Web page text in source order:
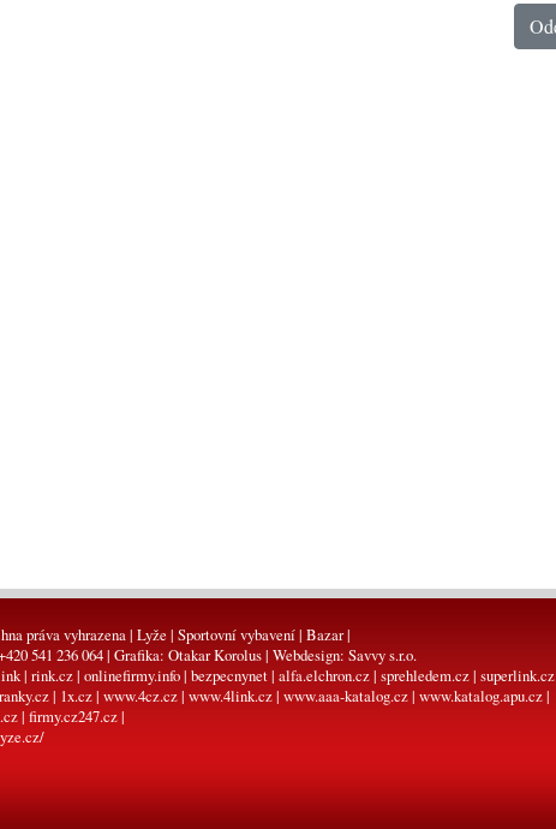
práva vyhrazena | Lyže | Sportovní vybavení | Bazar |
541 236 064 | Grafika: Otakar Korolus| Webdesign: Savvy s.r.o.
| rink.cz| onlinefirmy.info| bezpecnynet| alfa.elchron.cz| sprehledem.cz| superlink.cz
| 1x.cz| www.4cz.cz| www.4link.cz| www.aaa-katalog.cz| www.katalog.apu.cz|
| firmy.cz247.cz|